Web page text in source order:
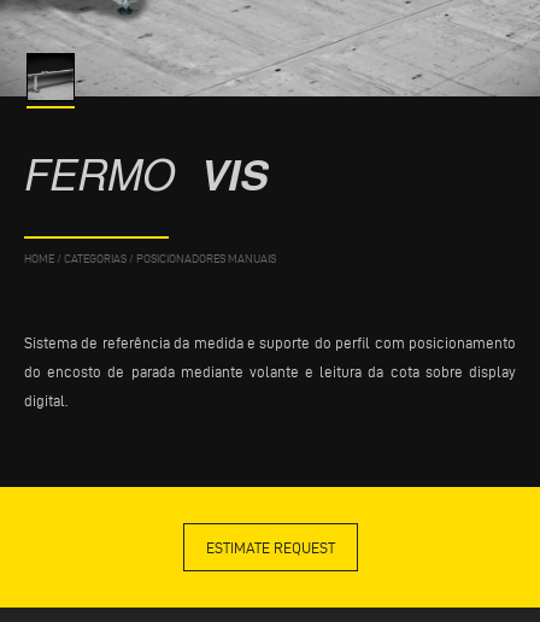
FERMO VIS
HOME / CATEGORIAS / POSICIONADORES MANUAIS
Sistema de referência da medida e suporte do perfil com posicionamento
do encosto de parada mediante volante e leitura da cota sobre display
digital.
ESTIMATE REQUEST